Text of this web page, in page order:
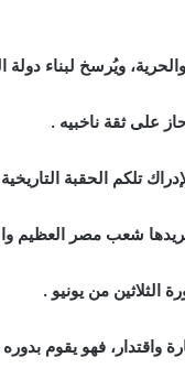
ويُرسخ لبناء دولة
على ثقة ناخبيه .
تلكم الحقبة
شعب مصر العظيم
الثلاثين من يونيو .
فهو يقوم